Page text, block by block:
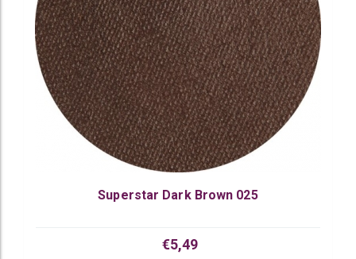
Superstar Dark Brown 025
€5,49